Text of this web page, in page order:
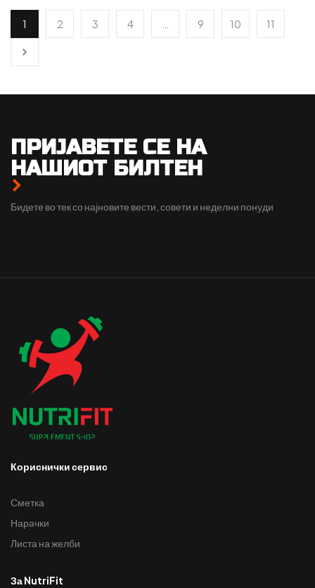
1 2 3 4 9 10 11
ПРИЈАВЕТЕ СЕ НА
НАШИОТ БИЛТЕН
Бидете во тек со најновите вести, совети и неделни понуди
Кориснички сервис
Сметка
Нарачки
Листа на желби
За NutriFit